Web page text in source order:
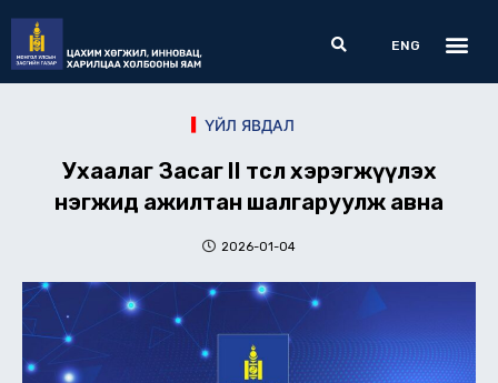
content
Search
ENG
ҮЙЛ ЯВДАЛ
Ухаалаг Засаг II төсөл хэрэгжүүлэх
нэгжид ажилтан шалгаруулж авна
2026-01-04